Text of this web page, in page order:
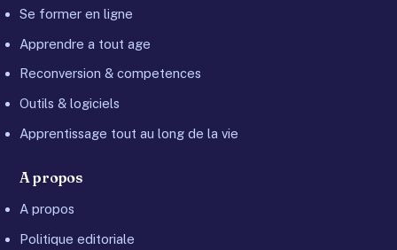
Se former en ligne
Apprendre a tout age
Reconversion & competences
Outils & logiciels
Apprentissage tout au long de la vie
A propos
A propos
Politique editoriale